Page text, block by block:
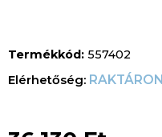
Termékkód: 557402
RAKTÁRON